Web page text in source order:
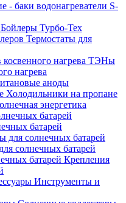
- баки водонагреватели S-
Бойлеры Турбо-Тех
Термостаты для
ТЭНы
нагрева
аноды
Холодильники на пропане
энергетика
батарей
солнечных батарей
Крепления
Инструменты и